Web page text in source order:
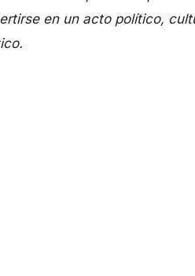
en un acto político,